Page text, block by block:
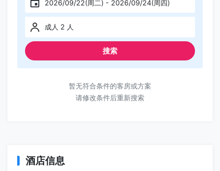
2026/09/22(周二) - 2026/09/24(周四)
成人 2 人
搜索
暂无符合条件的客房或方案
请修改条件后重新搜索
酒店信息